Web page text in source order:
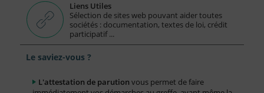
Liens Utiles
Sélection de sites web pouvant aider toutes
sociétés : documentation, textes de loi, crédit
participatif ...
Le saviez-vous ?
L'attestation de parution vous permet de faire